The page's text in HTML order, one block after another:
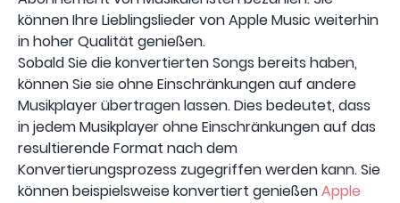
können Ihre Lieblingslieder von Apple Music weiterhin
in hoher Qualität genießen.
Sobald Sie die konvertierten Songs bereits haben,
können Sie sie ohne Einschränkungen auf andere
Musikplayer übertragen lassen. Dies bedeutet, dass
in jedem Musikplayer ohne Einschränkungen auf das
resultierende Format nach dem
Konvertierungsprozess zugegriffen werden kann. Sie
können beispielsweise konvertiert genießenApple